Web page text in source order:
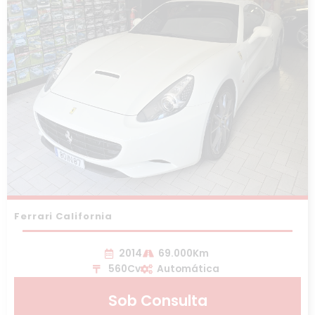
Ferrari California
2014
69.000Km
560Cv
Automática
Sob Consulta